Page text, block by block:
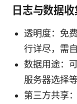
日志与数据收
透明度：免
行详尽，需
数据用途：
服务器选择
第三方共享